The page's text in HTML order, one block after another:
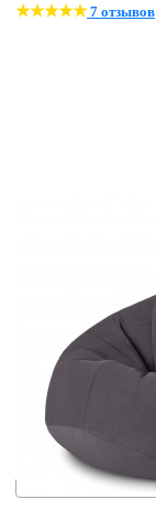
7 отзывов